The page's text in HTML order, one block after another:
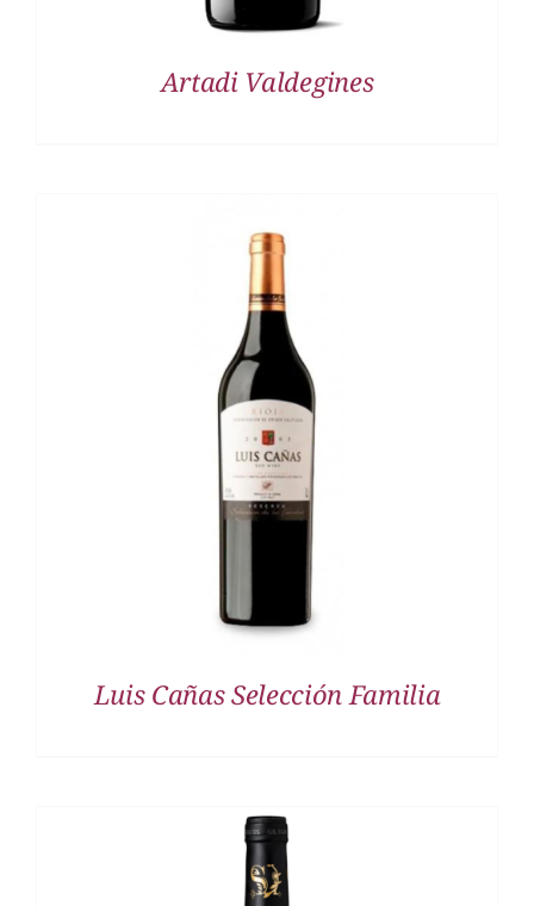
Artadi Valdegines
DETALLES
Luis Cañas Selección Familia